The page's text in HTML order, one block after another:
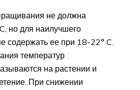
не должна
но для наилучшего
содержать ее при 18-22° C.
температур
на растении и
При снижении